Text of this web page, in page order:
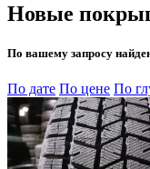
Новые
По вашему запросу
По дате По цене По